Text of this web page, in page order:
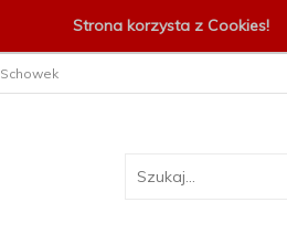
Strona korzysta z Cookies!
Schowek